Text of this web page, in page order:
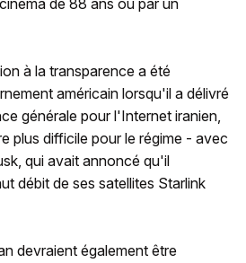
de 88 ans ou par un
à la transparence a été
américain lorsqu'il a délivré
générale pour l'Internet iranien,
plus difficile pour le régime - avec
qui avait annoncé qu'il
débit de ses satellites Starlink
devraient également être